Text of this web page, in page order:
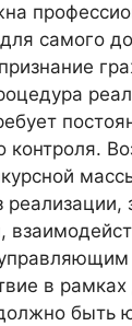
самого
контроля.
реализации,
в рамках
быть